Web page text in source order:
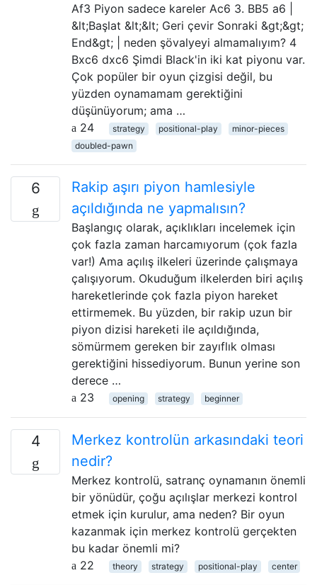
Af3 Piyon sadece kareler Ac6 3. BB5 a6 |
&lt;Başlat &lt;&lt; Geri çevir Sonraki &gt;&gt;
End&gt; | neden şövalyeyi almamalıyım? 4
Bxc6 dxc6 Şimdi Black'in iki kat piyonu var.
Çok popüler bir oyun çizgisi değil, bu
yüzden oynamamam gerektiğini
düşünüyorum; ama …
24
strategy positional-play
minor-pieces
doubled-pawn
6
Rakip aşırı piyon hamlesiyle
açıldığında ne yapmalısın?
Başlangıç ​​olarak, açıklıkları incelemek için
çok fazla zaman harcamıyorum (çok fazla
var!) Ama açılış ilkeleri üzerinde çalışmaya
çalışıyorum. Okuduğum ilkelerden biri açılış
hareketlerinde çok fazla piyon hareket
ettirmemek. Bu yüzden, bir rakip uzun bir
piyon dizisi hareketi ile açıldığında,
sömürmem gereken bir zayıflık olması
gerektiğini hissediyorum. Bunun yerine son
derece …
23
opening strategy beginner
4
Merkez kontrolün arkasındaki teori
nedir?
Merkez kontrolü, satranç oynamanın önemli
bir yönüdür, çoğu açılışlar merkezi kontrol
etmek için kurulur, ama neden? Bir oyun
kazanmak için merkez kontrolü gerçekten
bu kadar önemli mi?
22
theory strategy positional-play center